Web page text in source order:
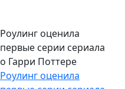
Роулинг оценила
первые серии сериала
о Гарри Поттере
Роулинг оценила